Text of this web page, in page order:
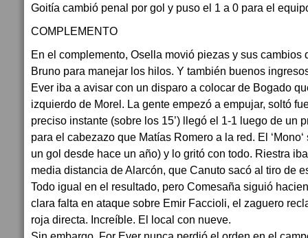
Goitía cambió penal por gol y puso el 1 a 0 para el
COMPLEMENTO
En el complemento, Osella movió piezas y sus cambios
Bruno para manejar los hilos. Y también buenos
Ever iba a avisar con un disparo a colocar de Bogado
izquierdo de Morel. La gente empezó a empujar, soltó
preciso instante (sobre los 15’) llegó el 1-1 luego de un
para el cabezazo que Matías Romero a la red. El
un gol desde hace un año) y lo gritó con todo. Riestra
media distancia de Alarcón, que Canuto sacó al tiro de
Todo igual en el resultado, pero Comesaña siguió
clara falta en ataque sobre Emir Faccioli, el zaguero
roja directa. Increíble. El local con nueve.